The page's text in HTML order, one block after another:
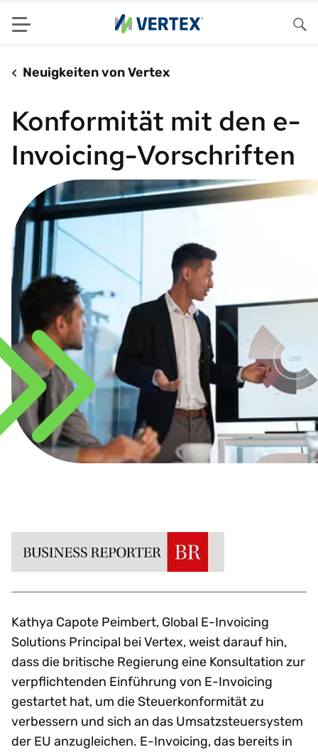
Menu
Neuigkeiten von Vertex
Konformität mit den e-
Invoicing-Vorschriften
Kathya Capote Peimbert, Global E-Invoicing
Solutions Principal bei Vertex, weist darauf hin,
dass die britische Regierung eine Konsultation zur
verpflichtenden Einführung von E-Invoicing
gestartet hat, um die Steuerkonformität zu
verbessern und sich an das Umsatzsteuersystem
der EU anzugleichen. E-Invoicing, das bereits in